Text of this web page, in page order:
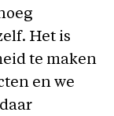
Het is
te maken
en we